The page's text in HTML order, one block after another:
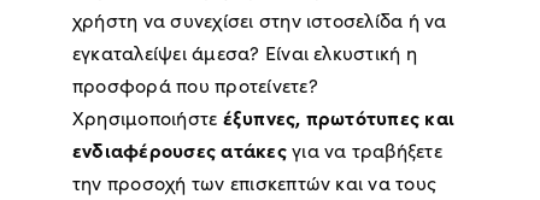
χρήστη να συνεχίσει στην ιστοσελίδα ή να
εγκαταλείψει άμεσα? Είναι ελκυστική η
προσφορά που προτείνετε?
Χρησιμοποιήστε έξυπνες, πρωτότυπες και
ενδιαφέρουσες ατάκεςγια να τραβήξετε
την προσοχή των επισκεπτών και να τους